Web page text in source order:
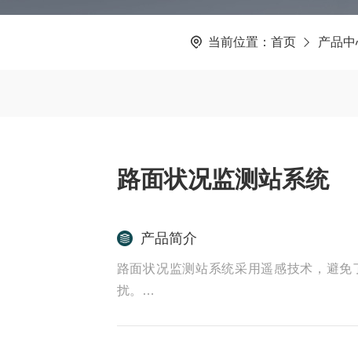
当前位置： 首页 产品
路面状况监测站系统
产品简介
路面状况监测站系统采用遥感技术，避
扰。